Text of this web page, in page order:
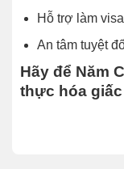
Hỗ trợ làm
An tâm tuyệt
Hãy để Năm
thực hóa